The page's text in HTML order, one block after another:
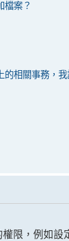
檔案？
的相關事務，我
限，例如設